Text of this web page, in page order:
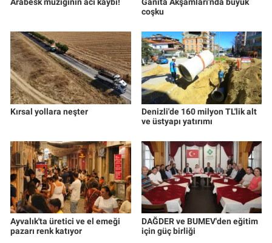
coşku
Kırsal yollara neşter
Denizli'de 160 milyon TL'lik alt
ve üstyapı yatırımı
Ayvalık'ta üretici ve el emeği
pazarı renk katıyor
DAĞDER ve BUMEV'den eğitim
için güç birliği